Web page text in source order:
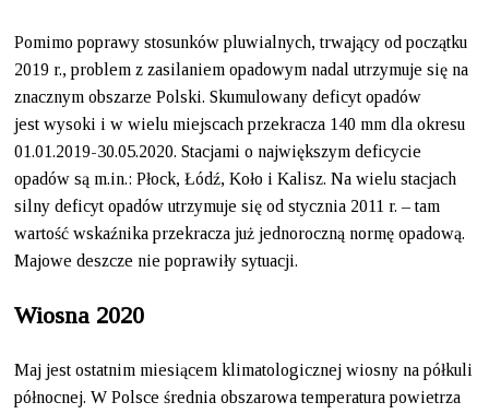
Pomimo poprawy stosunków pluwialnych, trwający od początku
2019 r., problem z zasilaniem opadowym nadal utrzymuje się na
znacznym obszarze Polski. Skumulowany deficyt opadów
jest wysoki i w wielu miejscach przekracza 140 mm dla okresu
01.01.2019-30.05.2020. Stacjami o największym deficycie
opadów są m.in.: Płock, Łódź, Koło i Kalisz. Na wielu stacjach
silny deficyt opadów utrzymuje się od stycznia 2011 r. – tam
wartość wskaźnika przekracza już jednoroczną normę opadową.
Majowe deszcze nie poprawiły sytuacji.
Wiosna 2020
Maj jest ostatnim miesiącem klimatologicznej wiosny na półkuli
północnej. W Polsce średnia obszarowa temperatura powietrza